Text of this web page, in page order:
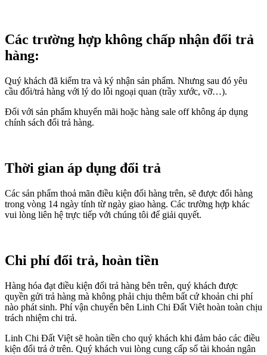
Các trường hợp không chấp nhận đổi trả
hàng:
Quý khách đã kiểm tra và ký nhận sản phẩm. Nhưng sau đó yêu
cầu đổi/trả hàng với lý do lỗi ngoại quan (trầy xước, vỡ…).
Đối với sản phẩm khuyến mãi hoặc hàng sale off không áp dụng
chính sách đổi trả hàng.
Thời gian áp dụng đổi trả
Các sản phẩm thoả mãn điều kiện đổi hàng trên, sẽ được đổi hàng
trong vòng 14 ngày tính từ ngày giao hàng. Các trường hợp khác
vui lòng liên hệ trực tiếp với chúng tôi để giải quyết.
Chi phí đổi trả, hoàn tiền
Hàng hóa đạt điều kiện đổi trả hàng bên trên, quý khách được
quyền gửi trả hàng mà không phải chịu thêm bất cứ khoản chi phí
nào phát sinh. Phí vận chuyển bên Linh Chi Đất Viêt hoàn toàn chịu
trách nhiệm chi trả.
Linh Chi Đất Việt sẽ hoàn tiền cho quý khách khi đảm bảo các điều
kiện đổi trả ở trên. Quý khách vui lòng cung cấp số tài khoản ngân